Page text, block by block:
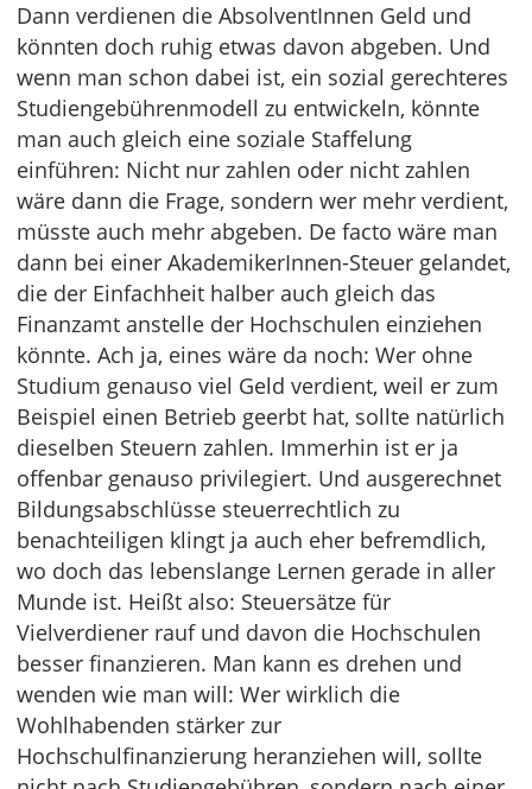
Dann verdienen die AbsolventInnen Geld und
könnten doch ruhig etwas davon abgeben. Und
wenn man schon dabei ist, ein sozial gerechteres
Studiengebührenmodell zu entwickeln, könnte
man auch gleich eine soziale Staffelung
einführen: Nicht nur zahlen oder nicht zahlen
wäre dann die Frage, sondern wer mehr verdient,
müsste auch mehr abgeben. De facto wäre man
dann bei einer AkademikerInnen-Steuer gelandet,
die der Einfachheit halber auch gleich das
Finanzamt anstelle der Hochschulen einziehen
könnte. Ach ja, eines wäre da noch: Wer ohne
Studium genauso viel Geld verdient, weil er zum
Beispiel einen Betrieb geerbt hat, sollte natürlich
dieselben Steuern zahlen. Immerhin ist er ja
offenbar genauso privilegiert. Und ausgerechnet
Bildungsabschlüsse steuerrechtlich zu
benachteiligen klingt ja auch eher befremdlich,
wo doch das lebenslange Lernen gerade in aller
Munde ist. Heißt also: Steuersätze für
Vielverdiener rauf und davon die Hochschulen
besser finanzieren. Man kann es drehen und
wenden wie man will: Wer wirklich die
Wohlhabenden stärker zur
Hochschulfinanzierung heranziehen will, sollte